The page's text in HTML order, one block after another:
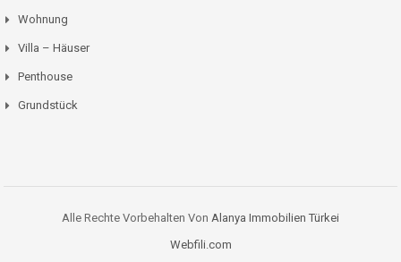
Wohnung
Villa – Häuser
Penthouse
Grundstück
Alle Rechte Vorbehalten Von Alanya Immobilien Türkei
Webfili.com